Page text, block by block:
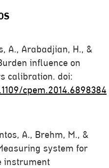
A., Arabadjian, H., &
influence on
calibration. doi:
cpem.2014.6898384
A., Brehm, M., &
system for
instrument